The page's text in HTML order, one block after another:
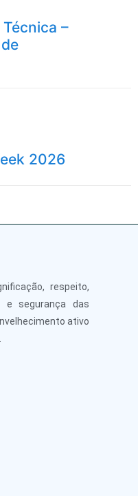
–
2026
respeito,
e segurança das
ativo